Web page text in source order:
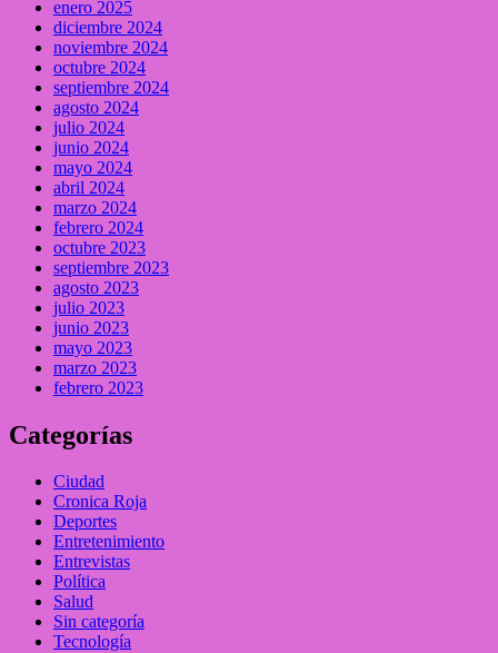
enero 2025
diciembre 2024
noviembre 2024
octubre 2024
septiembre 2024
agosto 2024
julio 2024
junio 2024
mayo 2024
abril 2024
marzo 2024
febrero 2024
octubre 2023
septiembre 2023
agosto 2023
julio 2023
junio 2023
mayo 2023
marzo 2023
febrero 2023
Categorías
Ciudad
Cronica Roja
Deportes
Entretenimiento
Entrevistas
Política
Salud
Sin categoría
Tecnología